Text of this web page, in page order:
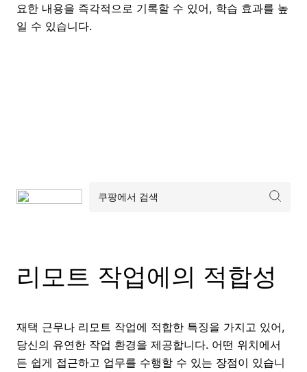
요한 내용을 즉각적으로 기록할 수 있어, 학습 효과를 높
일 수 있습니다.
리모트 작업에의 적합성
재택 근무나 리모트 작업에 적합한 특징을 가지고 있어,
당신의 유연한 작업 환경을 제공합니다. 어떤 위치에서
든 쉽게 접근하고 업무를 수행할 수 있는 장점이 있습니